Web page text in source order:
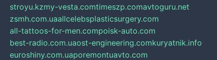
stroyu.kzmy-vesta.comtimeszp.comavtoguru.net
zsmh.com.uaallcelebsplasticsurgery.com
all-tattoos-for-men.compoisk-auto.com
best-radio.com.uaost-engineering.comkuryatnik.info
euroshiny.com.uaporemontuavto.com